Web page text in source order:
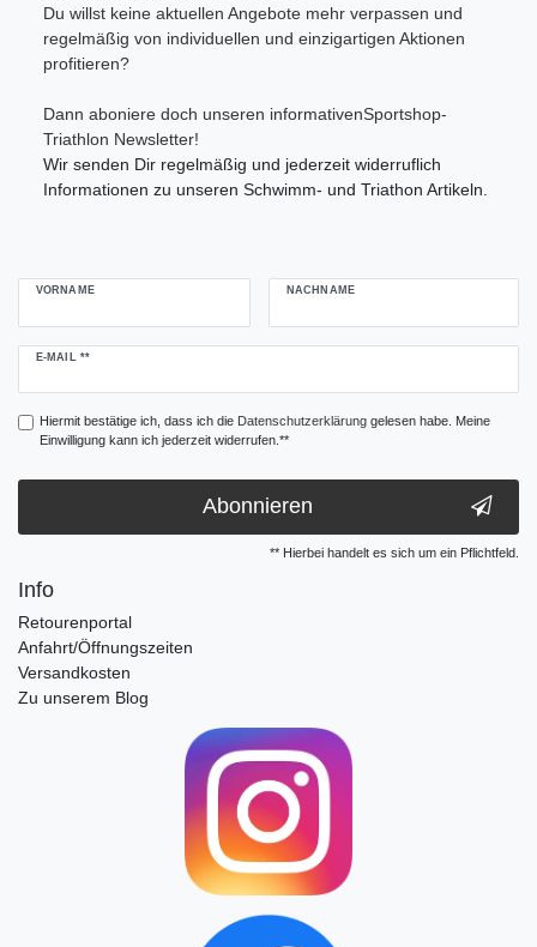
Du willst keine aktuellen Angebote mehr verpassen und
regelmäßig von individuellen und einzigartigen Aktionen
profitieren?
Dann aboniere doch unseren informativenSportshop-
Triathlon Newsletter!
Wir senden Dir regelmäßig und jederzeit widerruflich
Informationen zu unseren Schwimm- und Triathon Artikeln.
VORNAME NACHNAME
E-MAIL **
Newsletter
Hiermit bestätige ich, dass ich die Daten­schutz­erklärunggelesen habe. Meine
Einwilligung kann ich jederzeit widerrufen.**
Abonnieren
** Hierbei handelt es sich um ein Pflichtfeld.
Info
Retourenportal
Anfahrt/Öffnungszeiten
Versandkosten
Zu unserem Blog